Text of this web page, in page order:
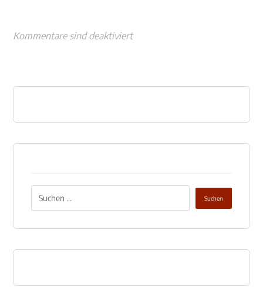
Kommentare sind deaktiviert